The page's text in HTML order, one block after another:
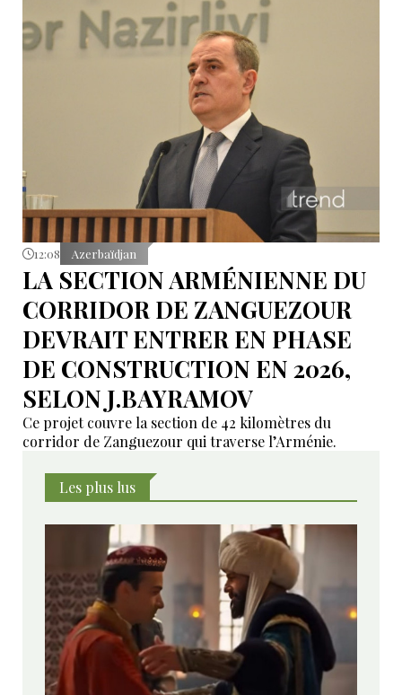
12:08 Azerbaïdjan
LA SECTION ARMÉNIENNE DU
CORRIDOR DE ZANGUEZOUR
DEVRAIT ENTRER EN PHASE
DE CONSTRUCTION EN 2026,
SELON J.BAYRAMOV
Ce projet couvre la section de 42 kilomètres du
corridor de Zanguezour qui traverse l’Arménie.
Les plus lus